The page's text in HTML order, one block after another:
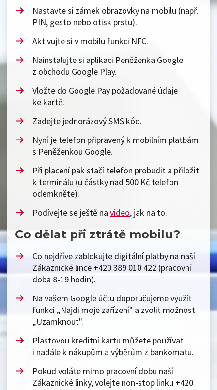
Nastavte si zámek obrazovky na mobilu (např.
PIN, gesto nebo otisk prstu).
Aktivujte si v mobilu funkci NFC.
Nainstalujte si aplikaci Peněženka Google
z obchodu Google Play.
Vložte do Google Pay požadované údaje
ke kartě.
Zadejte jednorázový SMS kód.
Nyní je telefon připravený k mobilním platbám
s Peněženkou Google.
Při placení pak stačí telefon probudit a přiložit
k terminálu (u částky nad 500 Kč telefon
odemkněte).
Podívejte se ještě na video, jak na to.
Co dělat při ztrátě mobilu?
Co nejdříve zablokujte digitální platby na naší
Zákaznické lince +420 389 010 422 (pracovní
doba 8-19 hodin).
Na vašem Google účtu doporučujeme využít
funkci „Najdi moje zařízení" a zvolit možnost
„Uzamknout".
Plastovou kreditní kartu můžete používat
i nadále k nákupům a výběrům z bankomatu.
Pokud voláte mimo pracovní dobu naší
Zákaznické linky, volejte non-stop linku +420